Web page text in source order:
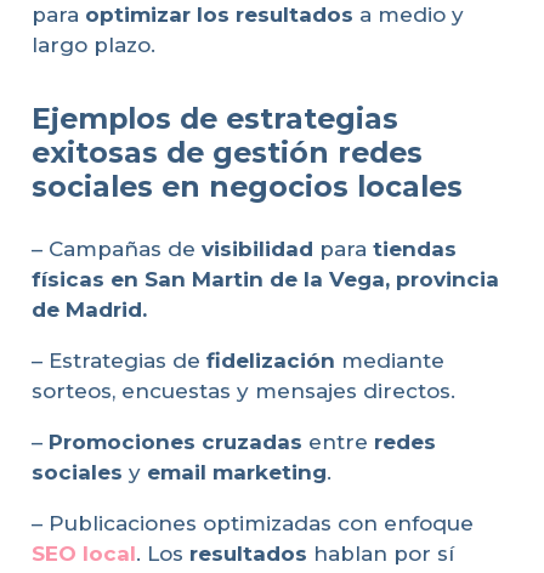
para optimizar los resultados a medio y
largo plazo.
Ejemplos de estrategias
exitosas de gestión redes
sociales en negocios locales
– Campañas de visibilidad para tiendas
físicas en San Martin de la Vega, provincia
de Madrid.
– Estrategias de fidelización mediante
sorteos, encuestas y mensajes directos.
– Promociones cruzadas entre redes
sociales y email marketing.
– Publicaciones optimizadas con enfoque
SEO local. Los resultados hablan por sí